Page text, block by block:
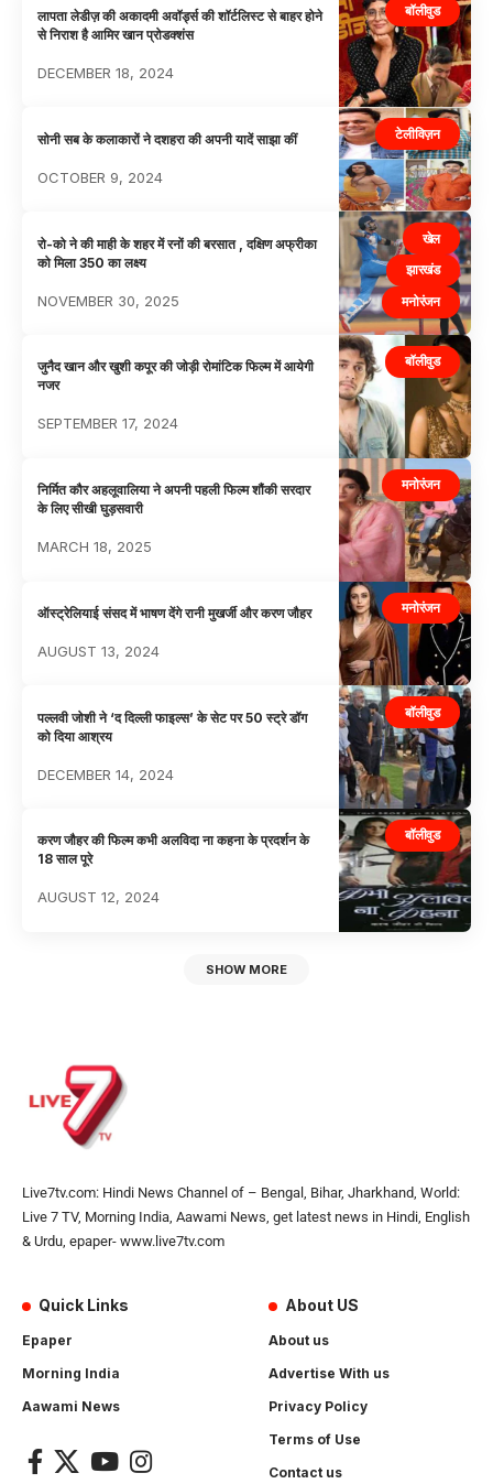
बॉलीवुड
लापता लेडीज़ की अकादमी अवॉर्ड्स की शॉर्टलिस्ट से बाहर होने
से निराश है आमिर खान प्रोडक्शंस
DECEMBER 18, 2024
टेलीविज़न
सोनी सब के कलाकारों ने दशहरा की अपनी यादें साझा कीं
OCTOBER 9, 2024
खेल
झारखंड
मनोरंजन
रो-को ने की माही के शहर में रनों की बरसात , दक्षिण अफ्रीका
को मिला 350 का लक्ष्य
NOVEMBER 30, 2025
बॉलीवुड
जुनैद खान और खुशी कपूर की जोड़ी रोमांटिक फिल्म में आयेगी
नजर
SEPTEMBER 17, 2024
मनोरंजन
निर्मित कौर अहलूवालिया ने अपनी पहली फिल्म शौंकी सरदार
के लिए सीखी घुड़सवारी
MARCH 18, 2025
मनोरंजन
ऑस्ट्रेलियाई संसद में भाषण देंगे रानी मुखर्जी और करण जौहर
AUGUST 13, 2024
बॉलीवुड
पल्लवी जोशी ने ‘द दिल्ली फाइल्स’ के सेट पर 50 स्ट्रे डॉग
को दिया आश्रय
DECEMBER 14, 2024
बॉलीवुड
करण जौहर की फिल्म कभी अलविदा ना कहना के प्रदर्शन के
18 साल पूरे
AUGUST 12, 2024
SHOW MORE
Live7tv.com: Hindi News Channel of – Bengal, Bihar, Jharkhand, World:
Live 7 TV, Morning India, Aawami News, get latest news in Hindi, English
& Urdu, epaper- www.live7tv.com
Quick Links
Epaper
Morning India
Aawami News
About US
About us
Advertise With us
Privacy Policy
Terms of Use
Contact us